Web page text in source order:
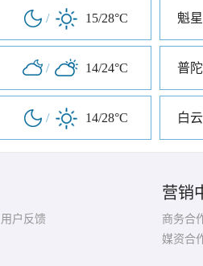
/ 15/28°C 魁
/ 14/24°C 普
/ 14/28°C 白
用户反馈
营销
商务合
媒资合